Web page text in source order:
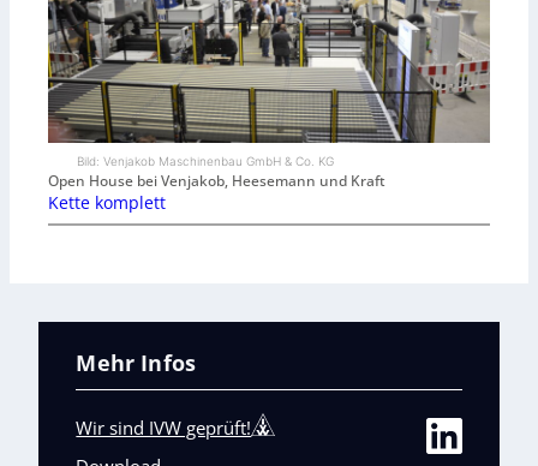
Bild: Venjakob Maschinenbau GmbH & Co. KG
Open House bei Venjakob, Heesemann und Kraft
Kette komplett
Mehr Infos
Wir sind IVW geprüft!